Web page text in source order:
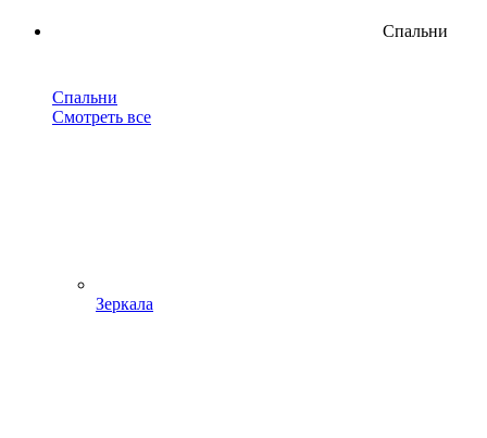
Спальни
Спальни
Смотреть все
Зеркала